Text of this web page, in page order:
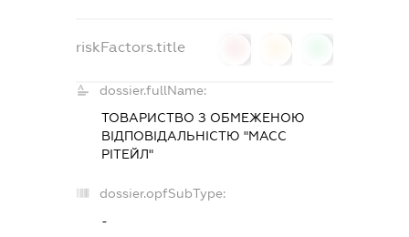
riskFactors.title
dossier.fullName:
ТОВАРИСТВО З ОБМЕЖЕНОЮ
ВІДПОВІДАЛЬНІСТЮ "МАСС
РІТЕЙЛ"
dossier.opfSubType:
-